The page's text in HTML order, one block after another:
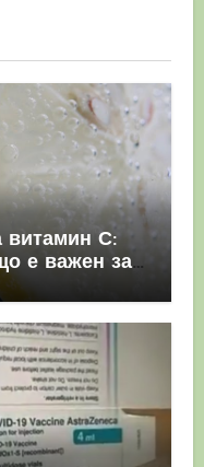
витамин С:
е важен за